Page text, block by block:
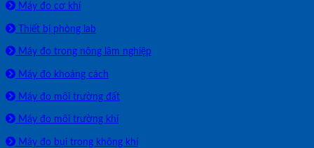
Máy đo cơ khí
Thiết bị phòng lab
Máy đo trong nông lâm nghiệp
Máy đo khoảng cách
Máy đo môi trường đất
Máy đo môi trường khí
Máy đo bụi trong không khí